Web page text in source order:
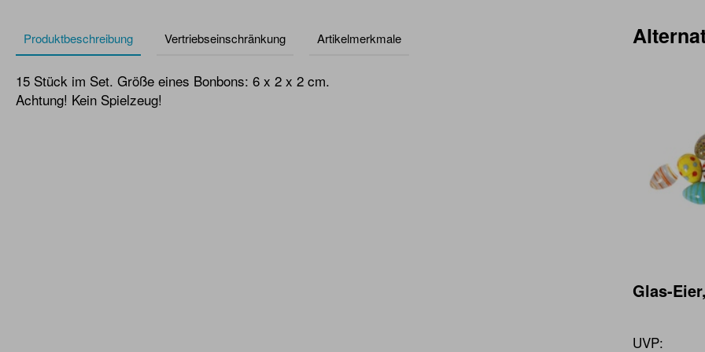
Produktbeschreibung Vertriebseinschränkung Artikelmerkmale
15 Stück im Set. Größe eines Bonbons: 6 x 2 x 2 cm.
Achtung! Kein Spielzeug!
Glas-
UVP: